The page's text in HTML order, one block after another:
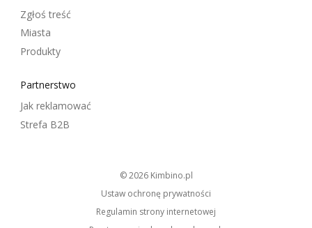
Zgłoś treść
Miasta
Produkty
Partnerstwo
Jak reklamować
Strefa B2B
© 2026 kimbino.pl
Ustaw ochronę prywatności
Regulamin strony internetowej